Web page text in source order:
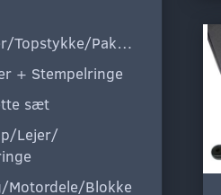
Cylinder/Topstykke/Pakning
+ Stempelringe
sæt
Lejer/
Motordele/Blokke